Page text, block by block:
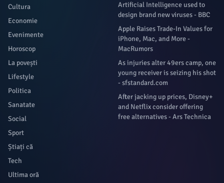
Cultura
Economie
Evenimente
Horoscop
La povești
Lifestyle
Politica
Sanatate
Social
Sport
Știați că
Tech
Ultima oră
Artificial Intelligence used to
design brand new viruses - BBC
Apple Raises Trade-In Values for
iPhone, Mac, and More -
MacRumors
As injuries alter 49ers camp, one
young receiver is seizing his shot
- sfstandard.com
After jacking up prices, Disney+
and Netflix consider offering
free alternatives - Ars Technica